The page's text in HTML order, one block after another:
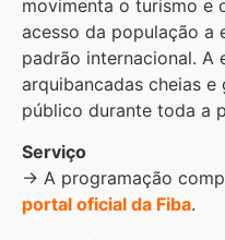
movimenta o turismo e
acesso da população a
padrão internacional. A
arquibancadas cheias
público durante toda a
Serviço
→ A programação
portal oficial da Fiba.